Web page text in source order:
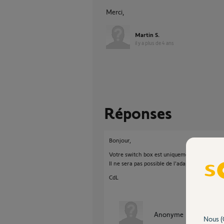
Merci,
Martin S.
il y a plus de 4 ans
Réponses
Bonjour,
Votre switch box est uniquement adaptée
Il ne sera pas possible de l'adapter à un autre
CdL
Anonyme il y a plus de 4
Nous